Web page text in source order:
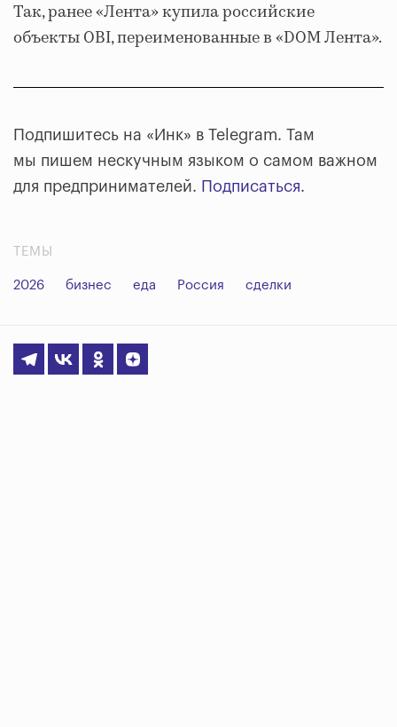
Так, ранее «Лента» купила российские
объекты OBI, переименованные в «DOM Лента».
Подпишитесь на «Инк» в Telegram. Там
мы пишем нескучным языком о самом важном
для предпринимателей. Подписаться.
ТЕМЫ
2026 бизнес еда Россия сделки